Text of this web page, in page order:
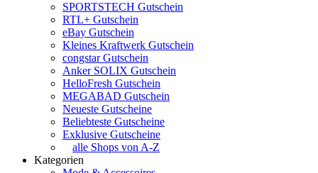
SPORTSTECH Gutschein
RTL+ Gutschein
eBay Gutschein
Kleines Kraftwerk Gutschein
congstar Gutschein
Anker SOLIX Gutschein
HelloFresh Gutschein
MEGABAD Gutschein
Neueste Gutscheine
Beliebteste Gutscheine
Exklusive Gutscheine
alle Shops von A-Z
Kategorien